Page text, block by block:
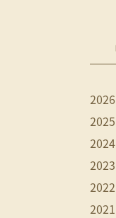
2026
2025
2024
2023
2022
2021